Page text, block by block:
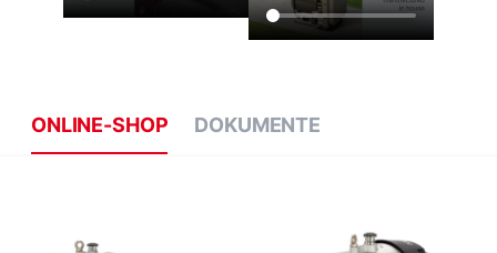
ONLINE-SHOP DOKUMENTE